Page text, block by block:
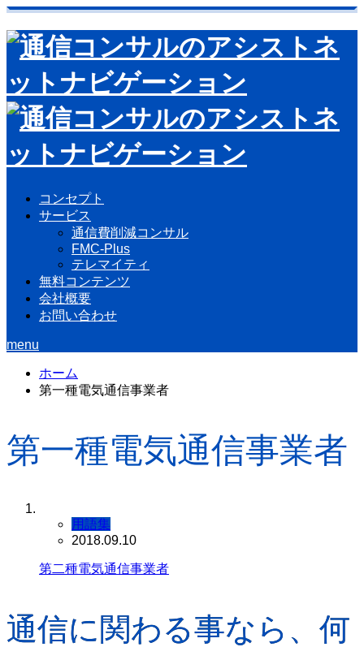
コンセプト
サービス
通信費削減コンサル
FMC-Plus
テレマイティ
無料コンテンツ
会社概要
お問い合わせ
menu
ホーム
第一種電気通信事業者
第一種電気通信事業者
用語集
2018.09.10
第二種電気通信事業者
通信に関わる事なら、何